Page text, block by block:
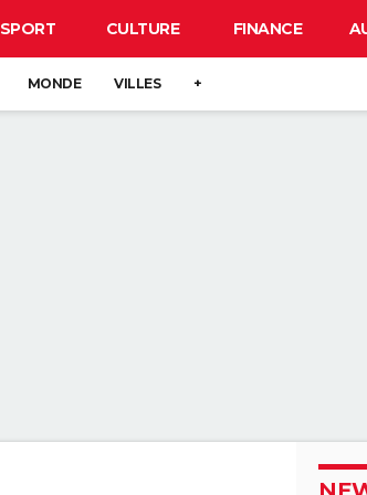
SPORT CULTURE FINANCE
MONDE VILLES +